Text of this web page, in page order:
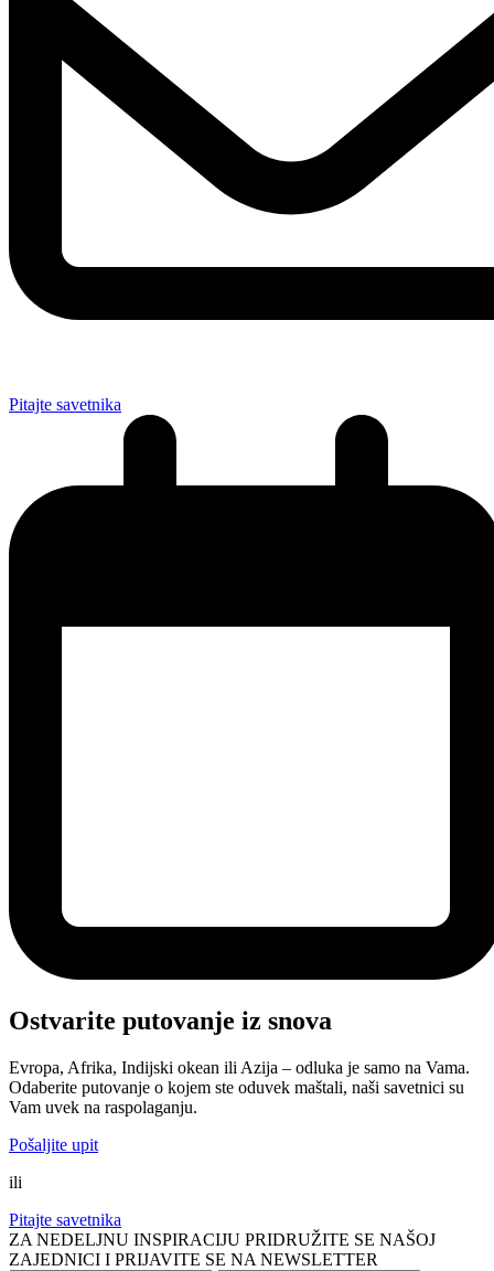
Pitajte savetnika
Ostvarite putovanje iz snova
Evropa, Afrika, Indijski okean ili Azija – odluka je samo na Vama.
Odaberite putovanje o kojem ste oduvek maštali, naši savetnici su
Vam uvek na raspolaganju.
Pošaljite upit
ili
Pitajte savetnika
ZA NEDELJNU INSPIRACIJU PRIDRUŽITE SE NAŠOJ
ZAJEDNICI I PRIJAVITE SE NA NEWSLETTER